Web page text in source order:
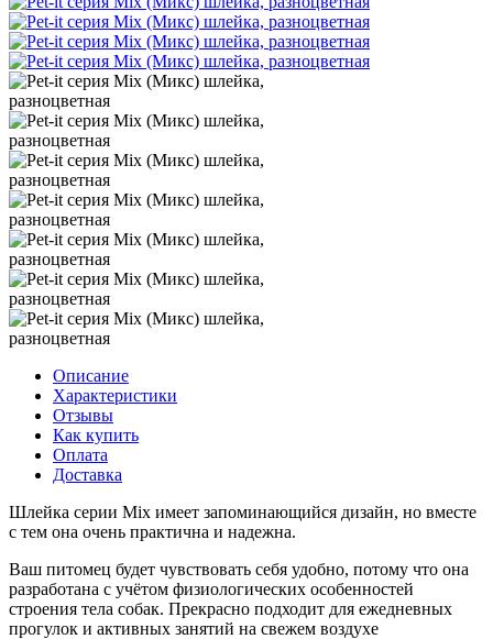
Описание
Характеристики
Отзывы
Как купить
Оплата
Доставка
Шлейка серии Mix имеет запоминающийся дизайн, но вместе
с тем она очень практична и надежна.
Ваш питомец будет чувствовать себя удобно, потому что она
разработана с учётом физиологических особенностей
строения тела собак. Прекрасно подходит для ежедневных
прогулок и активных занятий на свежем воздухе